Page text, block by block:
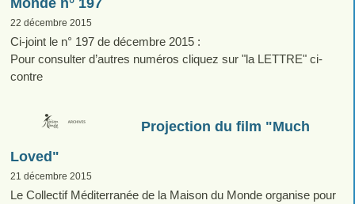
22 décembre 2015
Ci-joint le n° 197 de décembre 2015 :
Pour consulter d’autres numéros cliquez sur "la LETTRE" ci-
contre
Projection du film "Much
Loved"
21 décembre 2015
Le Collectif Méditerranée de la Maison du Monde organise pour